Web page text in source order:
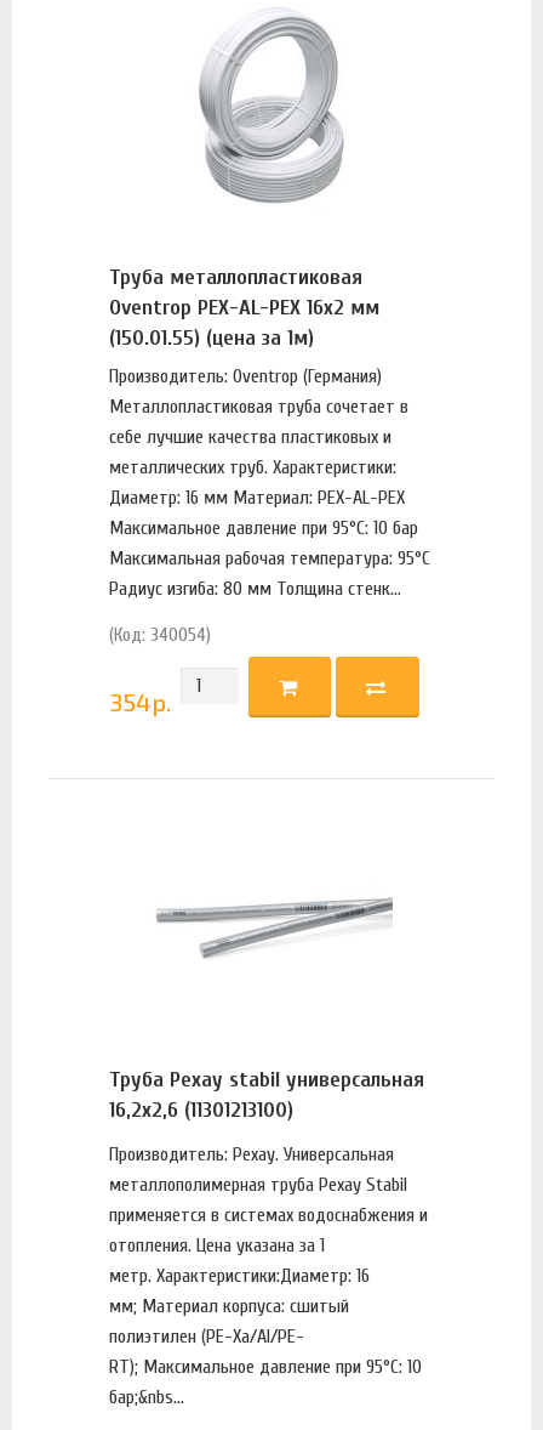
Труба металлопластиковая
Oventrop PEX-AL-PEX 16x2 мм
(150.01.55) (цена за 1м)
Производитель: Oventrop (Германия)
Металлопластиковая труба сочетает в
себе лучшие качества пластиковых и
металлических труб. Характеристики:
Диаметр: 16 мм Материал: PEX-AL-PEX
Максимальное давление при 95°С: 10 бар
Максимальная рабочая температура: 95°С
Радиус изгиба: 80 мм Толщина стенк...
(Код: 340054)
354р.
Труба Рехау stabil универсальная
16,2х2,6 (11301213100)
Производитель: Рехау. Универсальная
металлополимерная труба Рехау Stabil
применяется в системах водоснабжения и
отопления. Цена указана за 1
метр. Характеристики:Диаметр: 16
мм; Материал корпуса: сшитый
полиэтилен (PE-Xa/AI/PE-
RT); Максимальное давление при 95°С: 10
бар;&nbs...